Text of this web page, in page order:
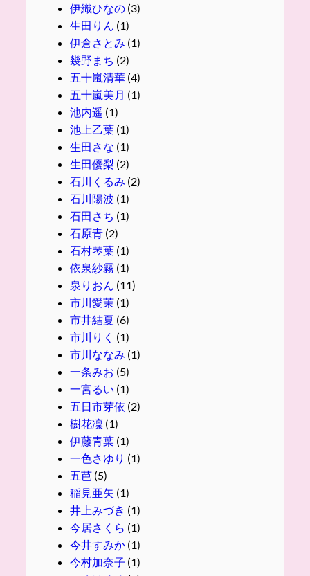
伊織ひなの(3)
生田りん (1)
伊倉さとみ (1)
幾野まち (2)
五十嵐清華(4)
五十嵐美月 (1)
池内遥 (1)
池上乙葉(1)
生田さな (1)
生田優梨 (2)
石川くるみ (2)
石川陽波 (1)
石田さち (1)
石原青(2)
石村琴葉(1)
依泉紗霧 (1)
泉りおん (11)
市川愛茉(1)
市井結夏 (6)
市川りく (1)
市川ななみ (1)
一条みお (5)
一宮るい (1)
五日市芽依 (2)
樹花凜(1)
伊藤青葉(1)
一色さゆり (1)
五芭(5)
稲見亜矢 (1)
井上みづき (1)
今居さくら (1)
今井すみか(1)
今村加奈子 (1)